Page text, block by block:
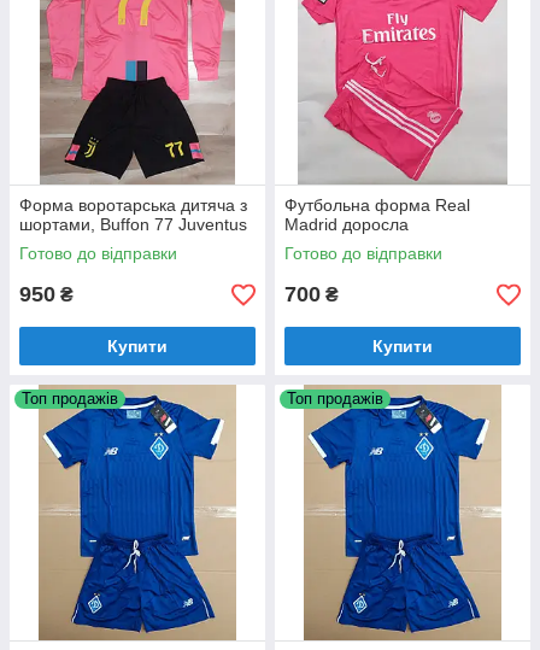
Форма воротарська дитяча з
шортами, Buffon 77 Juventus
Готово до відправки
950 ₴
Купити
Футбольна форма Real
Madrid доросла
Готово до відправки
700 ₴
Купити
Топ продажів Топ продажів